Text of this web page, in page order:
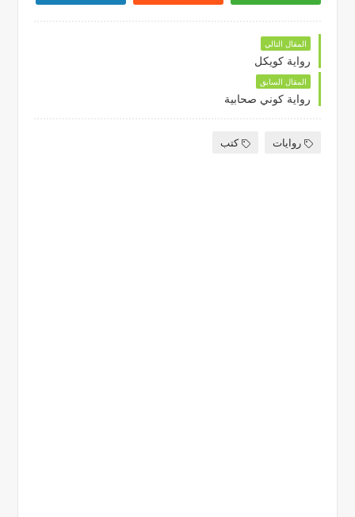
المقال التالي
رواية كويكل
المقال السابق
رواية كوني صحابية
روايات كتب